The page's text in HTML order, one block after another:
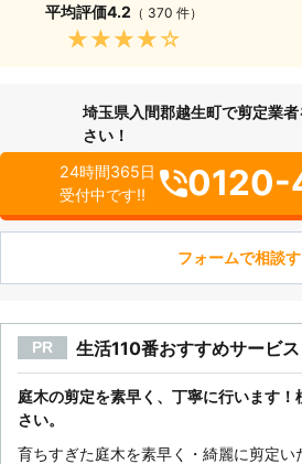
平均評価4.2 （ 370 件）
★★★★★
埼玉県入間郡越生町で剪定業
さい！
24時間365日
受付中です!!
0120-
フォームで相談
PR 生活110番おすすめサービス
庭木の剪定を素早く、丁寧に行います
さい。
育ちすぎた庭木を素早く・綺麗に剪定い